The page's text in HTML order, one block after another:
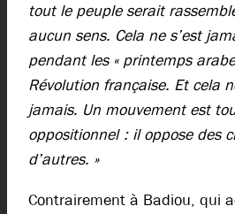
tout le peuple serait
aucun sens. Cela ne s’est
pendant les « printemps
Révolution française. Et cela
jamais. Un mouvement est
oppositionnel : il oppose des
d’autres. »
Contrairement à Badiou, qui